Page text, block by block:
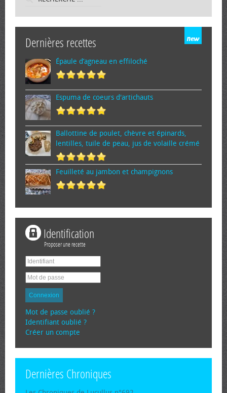
Dernières recettes
Épaule d’agneau en effiloché
Espuma de cœurs d'artichauts
Ballottine de poulet, chèvre et épinards,
lentilles, tuile de peau, jus de volaille crémé
Feuilleté au jambon et champignons
Identification
Proposer une recette
Connexion
Mot de passe oublié ?
Identifiant oublié ?
Créer un compte
Dernières Chroniques